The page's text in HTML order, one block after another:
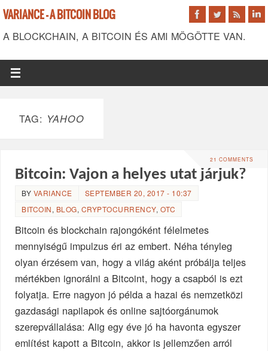
VARIANCE - A BITCOIN BLOG
A BLOCKCHAIN, A BITCOIN ÉS AMI MÖGÖTTE VAN.
TAG: YAHOO
21 COMMENTS
Bitcoin: Vajon a helyes utat járjuk?
BY VARIANCE
SEPTEMBER 20, 2017 - 10:37
BITCOIN, BLOG, CRYPTOCURRENCY, OTC
Bitcoin és blockchain rajongóként félelmetes
mennyiségű impulzus éri az embert. Néha tényleg
olyan érzésem van, hogy a világ aként próbálja teljes
mértékben ignorálni a Bitcoint, hogy a csapból is ezt
folyatja. Erre nagyon jó példa a hazai és nemzetközi
gazdasági napilapok és online sajtóorgánumok
szerepvállalása: Alig egy éve jó ha havonta egyszer
említést kapott a Bitcoin, akkor is jellemzően arról